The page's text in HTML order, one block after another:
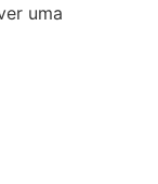
uma